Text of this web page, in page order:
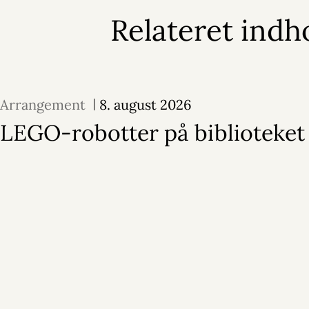
Relateret
Arrangement 8. august 2026
LEGO-robotter på biblioteket